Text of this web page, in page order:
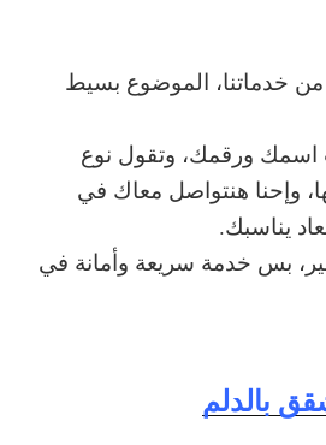
خدماتنا، الموضوع بسيط
اسمك ورقمك، وتقول نوع
وإحنا هنتواصل معاك في
يناسبك.
بس خدمة سريعة وأمانة في
بالدلم